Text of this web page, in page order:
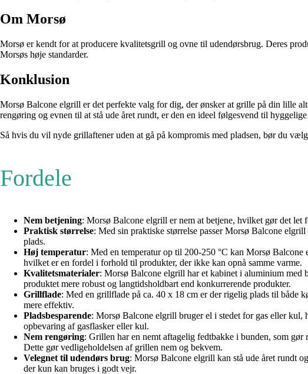
Om Morsø
Morsø er kendt for at producere kvalitetsgrill og ovne til udendørsbrug. Deres
Morsøs høje standarder.
Konklusion
Morsø Balcone elgrill er det perfekte valg for dig, der ønsker at grille på din lille
rengøring og evnen til at stå ude året rundt, er den en ideel følgesvend til
Så hvis du vil nyde grillaftener uden at gå på kompromis med pladsen, bør du
Fordele
Nem betjening: Morsø Balcone elgrill er nem at betjene, hvilket gør det
Praktisk størrelse: Med sin praktiske størrelse passer Morsø Balcone
plads.
Høj temperatur: Med en temperatur op til 200-250 °C kan Morsø
hvilket er en fordel i forhold til produkter, der ikke kan opnå samme varme.
Kvalitetsmaterialer: Morsø Balcone elgrill har et kabinet i aluminium med
produktet mere robust og langtidsholdbart end konkurrerende produkter.
Grillflade: Med en grillflade på ca. 40 x 18 cm er der rigelig plads til både
mere effektiv.
Pladsbesparende: Morsø Balcone elgrill bruger el i stedet for gas eller kul,
opbevaring af gasflasker eller kul.
Nem rengøring: Grillen har en nemt aftagelig fedtbakke i bunden, som
Dette gør vedligeholdelsen af grillen nem og bekvem.
Velegnet til udendørs brug: Morsø Balcone elgrill kan stå ude året rundt
der kun kan bruges i godt vejr.